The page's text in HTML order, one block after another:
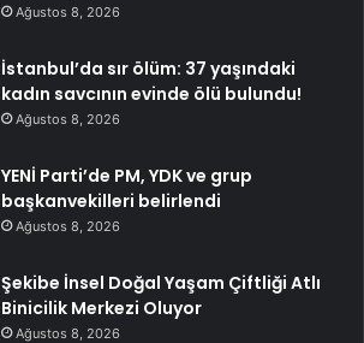
Ağustos 8, 2026
İstanbul’da sır ölüm: 37 yaşındaki
kadın savcının evinde ölü bulundu!
Ağustos 8, 2026
YENİ Parti’de PM, YDK ve grup
başkanvekilleri belirlendi
Ağustos 8, 2026
Şekibe İnsel Doğal Yaşam Çiftliği Atlı
Binicilik Merkezi Oluyor
Ağustos 8, 2026